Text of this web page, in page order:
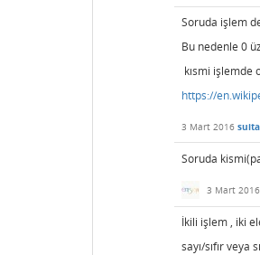
Soruda işlem
Bu nedenle 0
kısmi işlemde
https://
3 Mart 2016
Soruda
3 Mart 2016
İkili işlem , iki
sayı/sıfır veya